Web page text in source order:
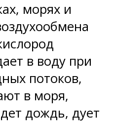
морях и
в воду при
потоков,
в моря,
дождь, дует